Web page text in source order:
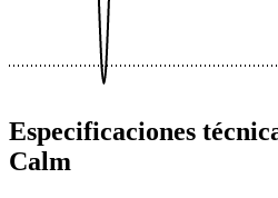
Especificaciones
Calm